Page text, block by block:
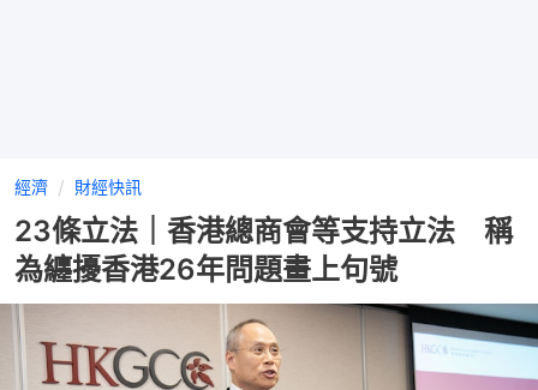
經濟 財經快訊
23條立法｜香港總商會等支持立法 稱
為纏擾香港26年問題畫上句號